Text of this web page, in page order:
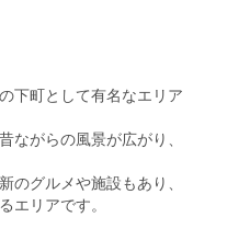
下町として有名なエリア
ながらの風景が広がり、
のグルメや施設もあり、
エリアです。